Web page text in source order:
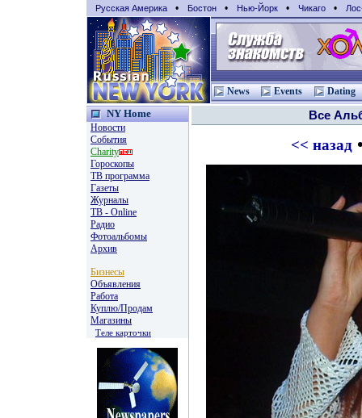
Русская Америка • Бостон • Нью-Йорк • Чикаго •
News Events Dating
NY Home
Новости
События
Charity
Гороскопы
TВ программа
Газеты
Журналы
ТВ - Online
Радио
Фотоальбомы
Архив
Бизнесы
Объявления
Работа
Куплю/Продам
Магазины
Теле карточки
Все
<< назад